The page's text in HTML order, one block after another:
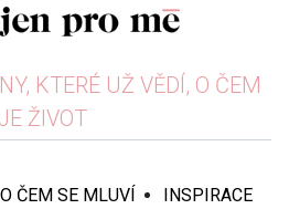
KTERÉ UŽ VĚDÍ, O ČEM
JE ŽIVOT
O ČEM SE MLUVÍ
INSPIRACE